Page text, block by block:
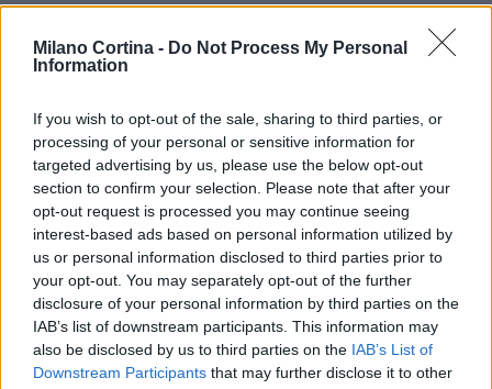
Milano Cortina - Do Not Process My Personal
Information
If you wish to opt-out of the sale, sharing to third parties, or
processing of your personal or sensitive information for
targeted advertising by us, please use the below opt-out
section to confirm your selection. Please note that after your
opt-out request is processed you may continue seeing
interest-based ads based on personal information utilized by
us or personal information disclosed to third parties prior to
your opt-out. You may separately opt-out of the further
disclosure of your personal information by third parties on the
IAB’s list of downstream participants. This information may
also be disclosed by us to third parties on the IAB’s List of
Downstream Participants that may further disclose it to other
AUTORE
Beatrice Beretta
Beatrice Beretta, basata a Bologna, annotò
per la prima volta itinerari durante una notte al
portico di San Luca: da allora coordina
rubriche sui viaggi urbani. In redazione
promuove reportage su mobilità sostenibile e